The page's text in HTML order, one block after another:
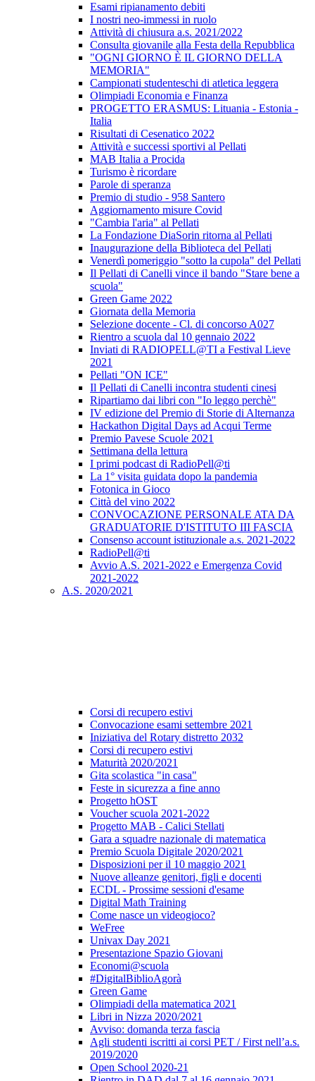
Esami ripianamento debiti
I nostri neo-immessi in ruolo
Attività di chiusura a.s. 2021/2022
Consulta giovanile alla Festa della Repubblica
"OGNI GIORNO È IL GIORNO DELLA
MEMORIA"
Campionati studenteschi di atletica leggera
Olimpiadi Economia e Finanza
PROGETTO ERASMUS: Lituania - Estonia -
Italia
Risultati di Cesenatico 2022
Attività e successi sportivi al Pellati
MAB Italia a Procida
Turismo è ricordare
Parole di speranza
Premio di studio - 958 Santero
Aggiornamento misure Covid
"Cambia l'aria" al Pellati
La Fondazione DiaSorin ritorna al Pellati
Inaugurazione della Biblioteca del Pellati
Venerdì pomeriggio "sotto la cupola" del Pellati
Il Pellati di Canelli vince il bando "Stare bene a
scuola"
Green Game 2022
Giornata della Memoria
Selezione docente - Cl. di concorso A027
Rientro a scuola dal 10 gennaio 2022
Inviati di RADIOPELL@TI a Festival Lieve
2021
Pellati "ON ICE"
Il Pellati di Canelli incontra studenti cinesi
Ripartiamo dai libri con "Io leggo perchè"
IV edizione del Premio di Storie di Alternanza
Hackathon Digital Days ad Acqui Terme
Premio Pavese Scuole 2021
Settimana della lettura
I primi podcast di RadioPell@ti
La 1° visita guidata dopo la pandemia
Fotonica in Gioco
Città del vino 2022
CONVOCAZIONE PERSONALE ATA DA
GRADUATORIE D'ISTITUTO III FASCIA
Consenso account istituzionale a.s. 2021-2022
RadioPell@ti
Avvio A.S. 2021-2022 e Emergenza Covid
2021-2022
A.S. 2020/2021
Corsi di recupero estivi
Convocazione esami settembre 2021
Iniziativa del Rotary distretto 2032
Corsi di recupero estivi
Maturità 2020/2021
Gita scolastica "in casa"
Feste in sicurezza a fine anno
Progetto hOST
Voucher scuola 2021-2022
Progetto MAB - Calici Stellati
Gara a squadre nazionale di matematica
Premio Scuola Digitale 2020/2021
Disposizioni per il 10 maggio 2021
Nuove alleanze genitori, figli e docenti
ECDL - Prossime sessioni d'esame
Digital Math Training
Come nasce un videogioco?
WeFree
Univax Day 2021
Presentazione Spazio Giovani
Economi@scuola
#DigitalBiblioAgorà
Green Game
Olimpiadi della matematica 2021
Libri in Nizza 2020/2021
Avviso: domanda terza fascia
Agli studenti iscritti ai corsi PET / First nell’a.s.
2019/2020
Open School 2020-21